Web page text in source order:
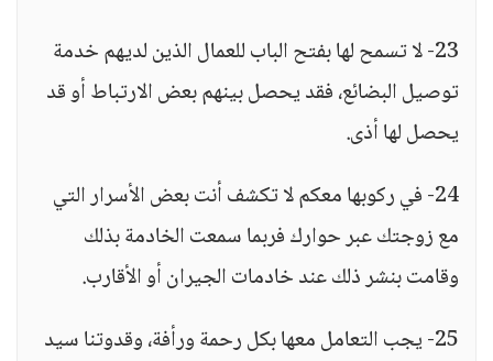
23- لا تسمح لها بفتح الباب للعمال الذين لديهم خدمة
توصيل البضائع، فقد يحصل بينهم بعض الارتباط أو قد
يحصل لها أذى.
24- في ركوبها معكم لا تكشف أنت بعض الأسرار التي
مع زوجتك عبر حوارك فربما سمعت الخادمة بذلك
وقامت بنشر ذلك عند خادمات الجيران أو الأقارب.
25- يجب التعامل معها بكل رحمة ورأفة، وقدوتنا سيد